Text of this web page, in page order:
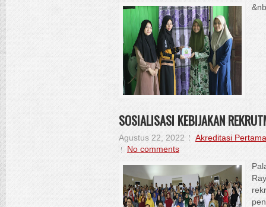
SOSIALISASI KEBIJAKAN
Agustus 22, 2022
Akreditasi Pertama
No comments